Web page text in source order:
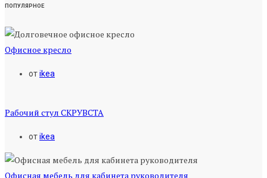
ПОПУЛЯРНОЕ
Офисное кресло
отikea
Рабочий стул СКРУВСТА
отikea
Офисная мебель для кабинета руководителя